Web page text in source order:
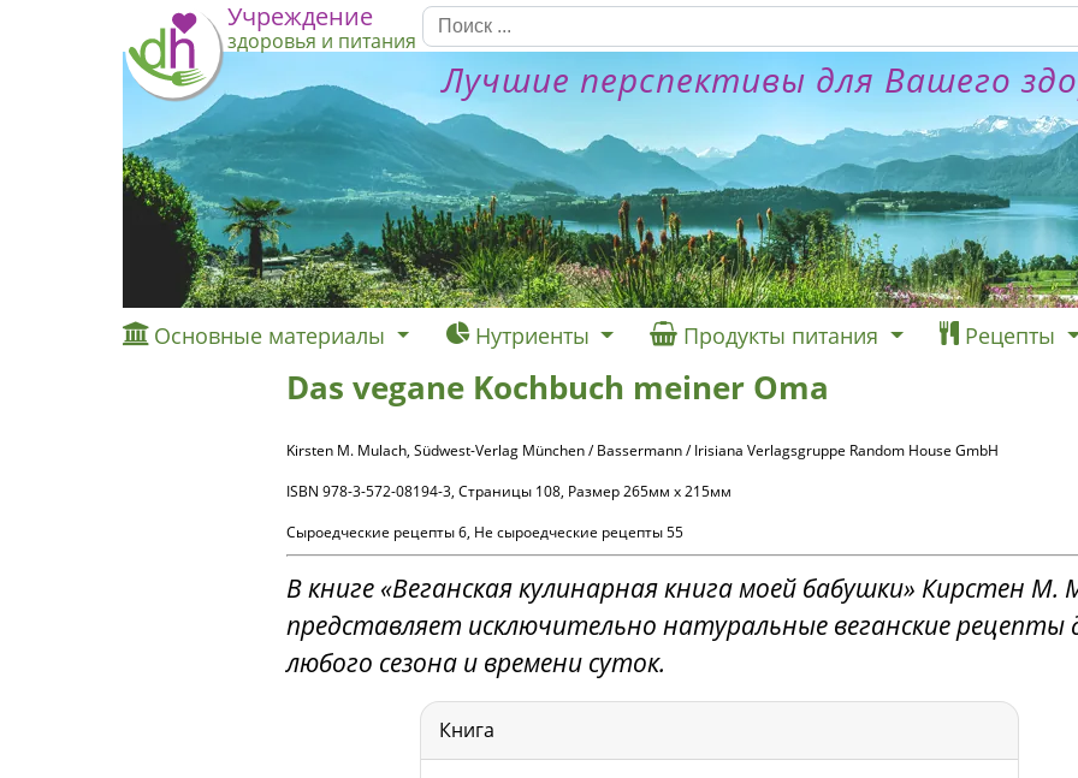
Учреждение
здоровья и питания
Лучшие перспективы для Вашего
Основные материалы Нутриенты Продукты питания Рецепты
Das vegane Kochbuch meiner Oma
Kirsten M. Mulach, Südwest-Verlag München / Bassermann / Irisiana Verlagsgruppe Random House GmbH
ISBN 978-3-572-08194-3, Страницы 108, Размер 265мм x 215мм
Сыроедческие рецепты 6, Не сыроедческие рецепты 55
В книге «Веганская кулинарная книга моей бабушки» Кирстен М.
представляет исключительно натуральные веганские рецепты
любого сезона и времени суток.
Книга